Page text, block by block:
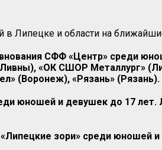
Липецке и области на
СФФ «Центр» среди
«ОК СШОР Металлург»
(Воронеж), «Рязань»
юношей и девушек до 17
зори» среди юношей